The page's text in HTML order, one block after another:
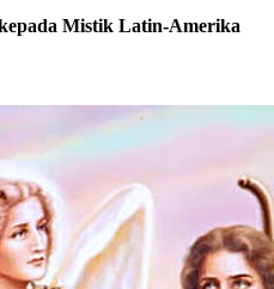
Mistik Latin-Amerika